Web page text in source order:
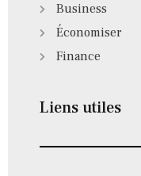
Business
Économiser
Finance
Liens utiles